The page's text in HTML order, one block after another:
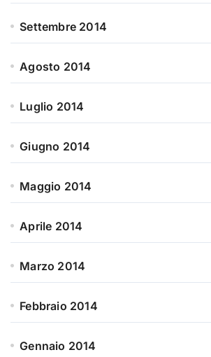
Settembre 2014
Agosto 2014
Luglio 2014
Giugno 2014
Maggio 2014
Aprile 2014
Marzo 2014
Febbraio 2014
Gennaio 2014